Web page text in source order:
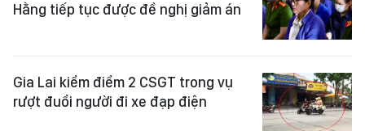
Hằng tiếp tục được đề nghị giảm án
Gia Lai kiểm điểm 2 CSGT trong vụ
rượt đuổi người đi xe đạp điện